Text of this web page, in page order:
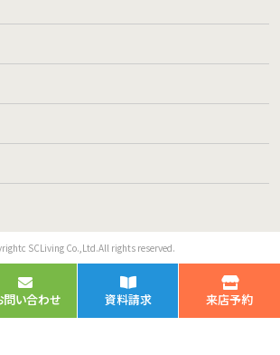
問い合わせ 資料請求 来店予約
SCLiving Co.,Ltd.All rights reserved.